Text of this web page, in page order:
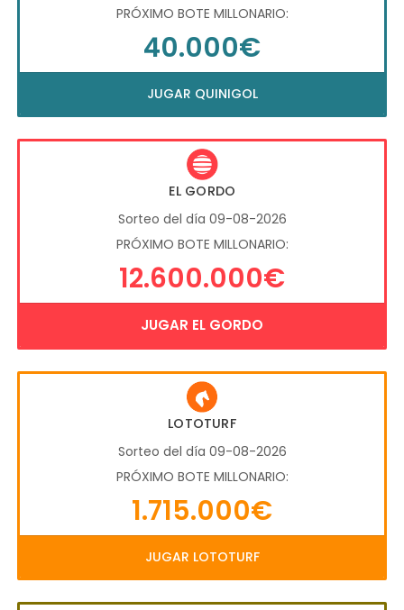
PRÓXIMO BOTE MILLONARIO:
40.000€
JUGAR QUINIGOL
EL GORDO
Sorteo del día 09-08-2026
PRÓXIMO BOTE MILLONARIO:
12.600.000€
JUGAR EL GORDO
LOTOTURF
Sorteo del día 09-08-2026
PRÓXIMO BOTE MILLONARIO:
1.715.000€
JUGAR LOTOTURF